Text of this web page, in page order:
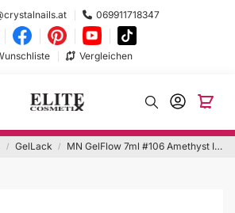
069911718347
Vergleichen
/ GelLack / MN GelFlow 7ml #106 Amethyst Island